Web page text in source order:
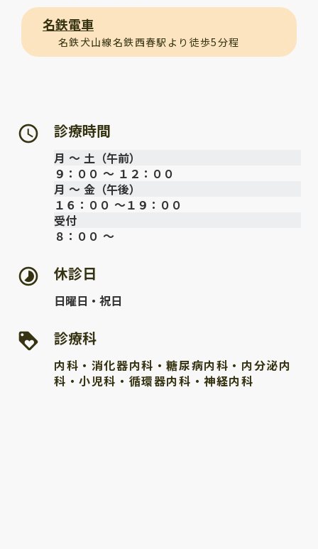
名鉄電車
名鉄犬山線名鉄西春駅より徒歩5分程
access_time 診療時間
月 ～ 土（午前）
９：００ ～ １２：００
月 ～ 金（午後）
１６：００ ～１９：００
受付
８：００ ～
timelapse 休診日
日曜日・祝日
loyalty 診療科
内科・消化器内科・糖尿病内科・内分泌内
科・小児科・循環器内科・神経内科